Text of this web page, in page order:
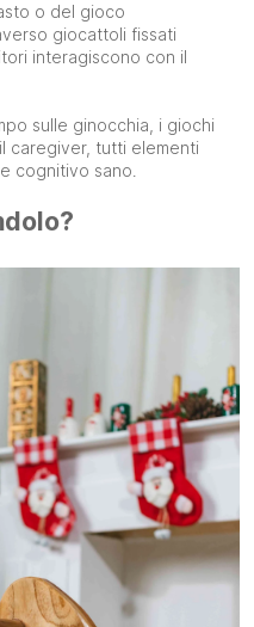
o del gioco
giocattoli fissati
interagiscono con il
sulle ginocchia, i giochi
caregiver, tutti elementi
cognitivo sano.